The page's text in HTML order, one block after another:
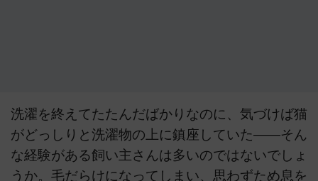
洗濯を終えてたたんだばかりなのに、気づけば猫
がどっしりと洗濯物の上に鎮座していた――そん
な経験がある飼い主さんは多いのではないでしょ
うか。毛だらけになってしまい、思わずため息を